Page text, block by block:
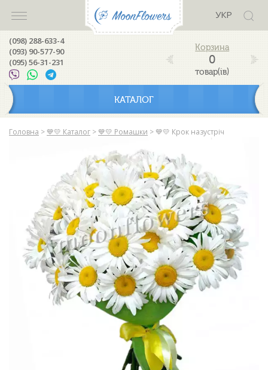
УКР
(098) 288-633-4
(093) 90-577-90
(095) 56-31-231
0
товар(ів)
КАТАЛОГ
Головна > 💙💛 Каталог > 💙💛 Ромашки > 💙💛 Крок назустріч